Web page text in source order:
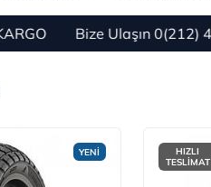
Ulaşın 0(212) 450 60 40
YENİ
HIZLI
TESLİMAT